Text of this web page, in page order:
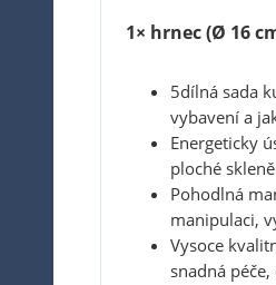
1× hrnec (Ø 16
5dílná sada
vybavení a
Energeticky
ploché
Pohodlná
manipulaci,
Vysoce
snadná